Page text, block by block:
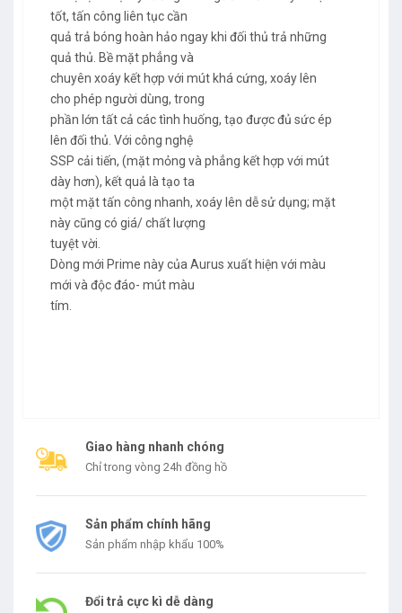
tốt, tấn công liên tục cần
quả trả bóng hoàn hảo ngay khi đối thủ trả những
quả thủ. Bề mặt phẳng và
chuyên xoáy kết hợp với mút khá cứng, xoáy lên
cho phép người dùng, trong
phần lớn tất cả các tình huống, tạo được đủ sức ép
lên đối thủ. Với công nghệ
SSP cải tiến, (mặt mỏng và phẳng kết hợp với mút
dày hơn), kết quả là tạo ta
một mặt tấn công nhanh, xoáy lên dễ sử dụng; mặt
này cũng có giá/ chất lượng
tuyệt vời.
Dòng mới Prime này của Aurus xuất hiện với màu
mới và độc đáo- mút màu
tím.
Giao hàng nhanh chóng
Chỉ trong vòng 24h đồng hồ
Sản phẩm chính hãng
Sản phẩm nhập khẩu 100%
Đổi trả cực kì dễ dàng